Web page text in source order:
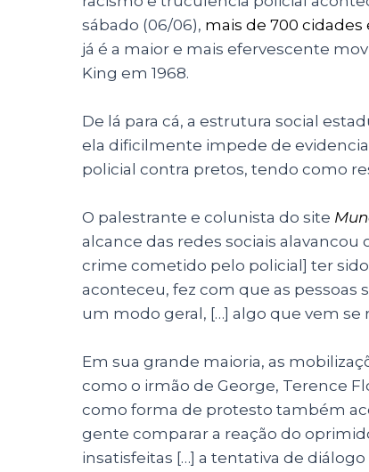
sábado (06/06), mais de 700
já é a maior e mais efervescente
King em 1968.
De lá para cá, a estrutura social
ela dificilmente impede de
policial contra pretos, tendo como
O palestrante e colunista do site
alcance das redes sociais alavancou
crime cometido pelo policial] ter
aconteceu, fez com que as pessoas
um modo geral, […] algo que vem
Em sua grande maioria, as
como o irmão de George, Terence
como forma de protesto também
gente comparar a reação do
insatisfeitas […] a tentativa de